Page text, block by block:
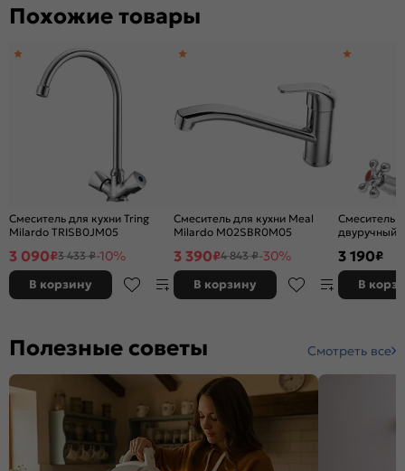
Похожие товары
Смеситель для кухни Tring
Milardo TRISB0JM05
3 090₽3 433 ₽-10%
В корзину
Смеситель для кухни Meal
Milardo M02SBR0M05
3 390₽4 843 ₽-30%
В корзину
Смеситель
двуручный
букса
3 190₽
В
Полезные советы Смотреть все